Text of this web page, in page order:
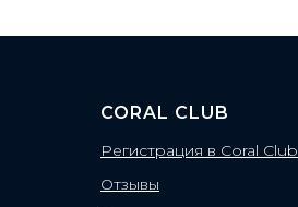
CORAL CLUB
Регистрация в Coral Club
Отзывы